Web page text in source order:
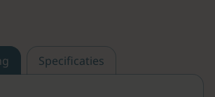
Specificaties